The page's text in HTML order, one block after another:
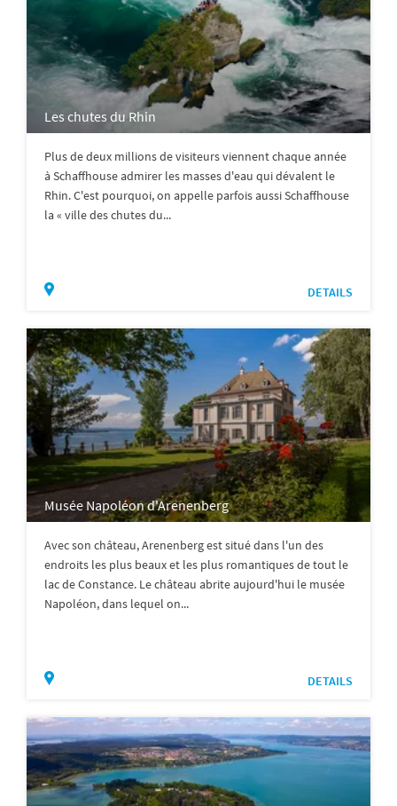
Les chutes du Rhin
Plus de deux millions de visiteurs viennent chaque année
à Schaffhouse admirer les masses d'eau qui dévalent le
Rhin. C'est pourquoi, on appelle parfois aussi Schaffhouse
la « ville des chutes du...
DETAILS
Musée Napoléon d'Arenenberg
Avec son château, Arenenberg est situé dans l'un des
endroits les plus beaux et les plus romantiques de tout le
lac de Constance. Le château abrite aujourd'hui le musée
Napoléon, dans lequel on...
DETAILS